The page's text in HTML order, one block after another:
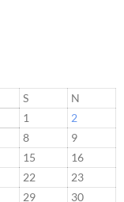
S
N
1
2
8
9
15
16
22
23
29
30